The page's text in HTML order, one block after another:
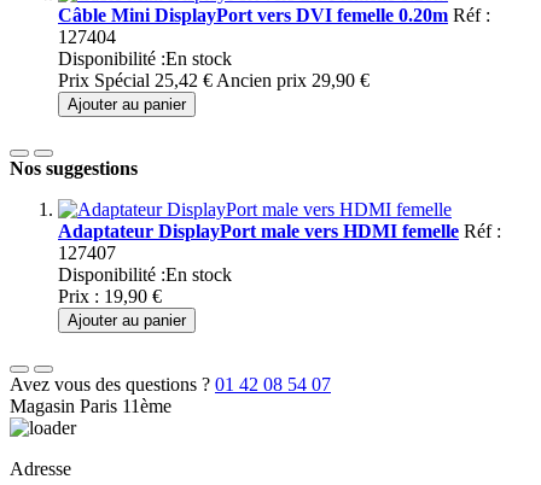
Câble Mini DisplayPort vers DVI femelle 0.20m Réf :
127404
Disponibilité :En stock
Prix Spécial 25,42 € Ancien prix 29,90 €
Ajouter au panier
Nos suggestions
Adaptateur DisplayPort male vers HDMI femelle Réf :
127407
Disponibilité :En stock
Prix : 19,90 €
Ajouter au panier
Avez vous des questions ? 01 42 08 54 07
Magasin Paris 11ème
Adresse